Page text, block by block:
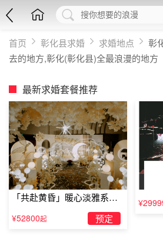
首页 彰化县求婚 求婚地点
彰
去的地方,彰化(彰化县)全最浪漫的地方
最新求婚套餐推荐
「共赴黄昏」暖心淡雅系求
婚仪式
¥52800起 预定